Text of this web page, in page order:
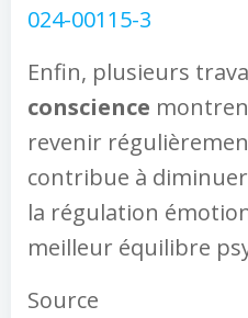
024-00115-3
Enfin, plusieurs
conscience
revenir
contribue à
la régulation
meilleur équilibre
Source